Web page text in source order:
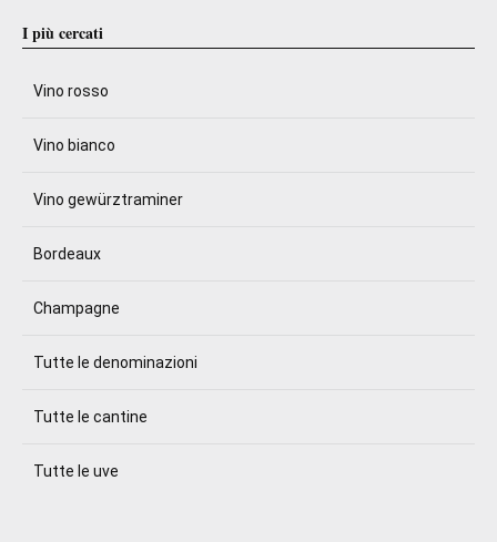
I più cercati
Vino rosso
Vino bianco
Vino gewürztraminer
Bordeaux
Champagne
Tutte le denominazioni
Tutte le cantine
Tutte le uve